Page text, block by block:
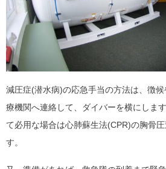
減圧症(潜水病)の応急手当の方法は、徴
療機関へ連絡して、ダイバーを横にしま
て必用な場合は心肺蘇生法(CPR)の胸骨
す。